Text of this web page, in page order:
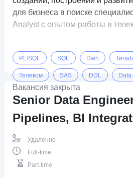
для бизнеса в поиске
Analyst с опытом работы в
PL/SQL SQL Dwh
Телеком SAS DDL
Вакансия закрыта
Senior Data
Pipelines, BI
Удаленно
Full-time
Part-time